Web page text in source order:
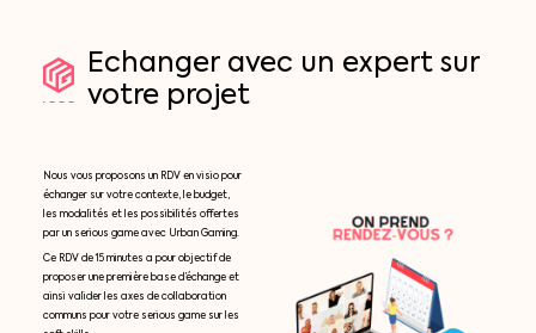
Echanger avec un expert sur
votre projet
Nous vous proposons un RDV en visio pour
échanger sur votre contexte, le budget,
les modalités et les possibilités offertes
par un serious game avec Urban Gaming.
Ce RDV de 15 minutes a pour objectif de
proposer une première base d’échange et
ainsi valider les axes de collaboration
communs pour votre serious game sur les